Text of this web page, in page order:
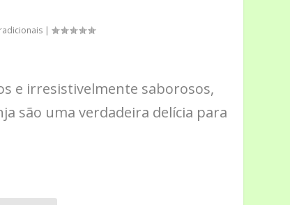
|
e irresistivelmente saborosos,
são uma verdadeira delícia para